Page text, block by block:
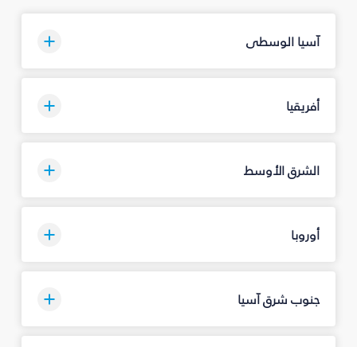
آسيا الوسطى
أفريقيا
الشرق الأوسط
أوروبا
جنوب شرق آسيا